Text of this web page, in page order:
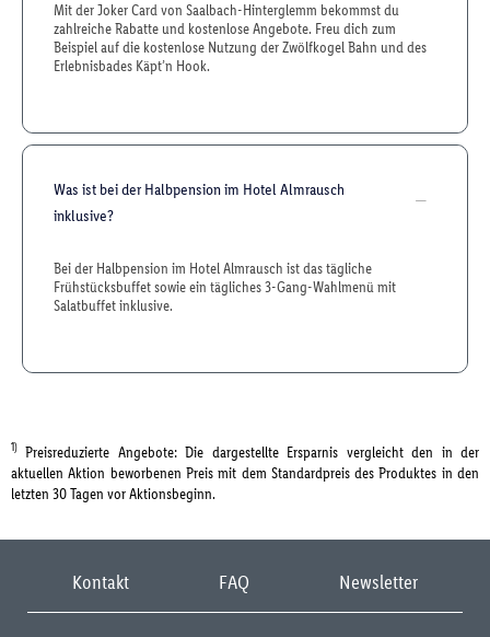
Mit der Joker Card von Saalbach-Hinterglemm bekommst du
zahlreiche Rabatte und kostenlose Angebote. Freu dich zum
Beispiel auf die kostenlose Nutzung der Zwölfkogel Bahn und des
Erlebnisbades Käpt’n Hook.
Was ist bei der Halbpension im Hotel Almrausch
inklusive?
Bei der Halbpension im Hotel Almrausch ist das tägliche
Frühstücksbuffet sowie ein tägliches 3-Gang-Wahlmenü mit
Salatbuffet inklusive.
1) Preisreduzierte Angebote: Die dargestellte Ersparnis vergleicht den in der
aktuellen Aktion beworbenen Preis mit dem Standardpreis des Produktes in den
letzten 30 Tagen vor Aktionsbeginn.
Kontakt FAQ Newsletter